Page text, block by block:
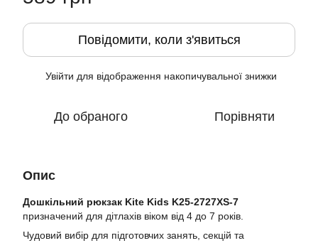
Повідомити, коли з'явиться
Увійти для відображення накопичувальної знижки
До обраного Порівняти
Опис
Дошкільний рюкзак Kite Kids K25-2727XS-7
призначений для дітлахів віком від 4 до 7 років.
Чудовий вибір для підготовчих занять, секцій та